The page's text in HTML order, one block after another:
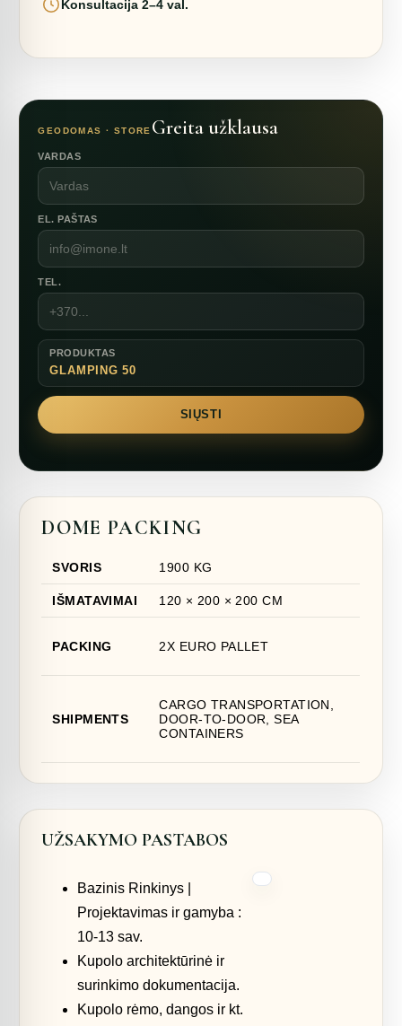
Konsultacija 2–4 val.
GEODOMAS · STORE Greita užklausa
VARDAS
EL. PAŠTAS
TEL.
PRODUKTAS
GLAMPING 50
SIŲSTI
DOME PACKING
SVORIS 1900 KG
IŠMATAVIMAI 120 × 200 × 200 CM
PACKING 2X EURO PALLET
SHIPMENTS
CARGO TRANSPORTATION,
DOOR-TO-DOOR, SEA
CONTAINERS
UŽSAKYMO PASTABOS
Bazinis Rinkinys |
Projektavimas ir gamyba :
10-13 sav.
Kupolo architektūrinė ir
surinkimo dokumentacija.
Kupolo rėmo, dangos ir kt.